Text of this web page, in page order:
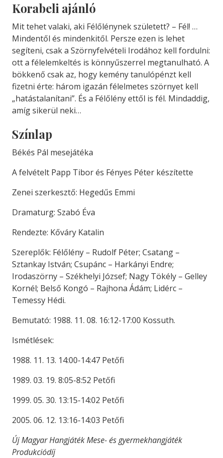
Korabeli ajánló
Mit tehet valaki, aki Félőlénynek született? – Fél! …
Mindentől és mindenkitől. Persze ezen is lehet
segíteni, csak a Szörnyfelvételi Irodához kell fordulni:
ott a félelemkeltés is könnyűszerrel megtanulható. A
bökkenő csak az, hogy kemény tanulópénzt kell
fizetni érte: három igazán félelmetes szörnyet kell
„hatástalanítani”. És a Félőlény ettől is fél. Mindaddig,
amíg sikerül neki…
Színlap
Békés Pál mesejátéka
A felvételt Papp Tibor és Fényes Péter készítette
Zenei szerkesztő: Hegedűs Emmi
Dramaturg: Szabó Éva
Rendezte: Kőváry Katalin
Szereplők: Félőlény – Rudolf Péter; Csatang –
Sztankay István; Csupánc – Harkányi Endre;
Irodaszörny – Székhelyi József; Nagy Tökély – Gelley
Kornél; Belső Kongó – Rajhona Ádám; Lidérc –
Temessy Hédi.
Bemutató: 1988. 11. 08. 16:12-17:00 Kossuth.
Ismétlések:
1988. 11. 13. 14:00-14:47 Petőfi
1989. 03. 19. 8:05-8:52 Petőfi
1999. 05. 30. 13:15-14:02 Petőfi
2005. 06. 12. 13:16-14:03 Petőfi
Új Magyar Hangjáték Mese- és gyermekhangjáték
Produkciódíj